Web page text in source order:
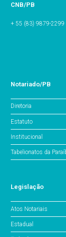
CNB/PB
+ 55 (83) 9879-2299
Notariado/PB
Diretoria
Estatuto
Institucional
Tabelionatos da
Legislação
Atos Notariais
Estadual